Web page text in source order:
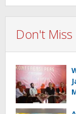
Don't Miss